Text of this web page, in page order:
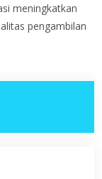
meningkatkan
pengambilan